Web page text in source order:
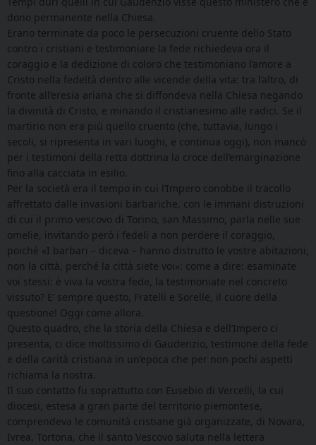
dono permanente nella Chiesa.
Erano terminate da poco le persecuzioni cruente dello Stato
contro i cristiani e testimoniare la fede richiedeva ora il
coraggio e la dedizione di coloro che testimoniano l’amore a
Cristo nella fedeltà dentro alle vicende della vita: tra l’altro, di
fronte all’eresia ariana che si diffondeva nella Chiesa negando
la divinità di Cristo, e minando il cristianesimo alle radici. Se il
martirio non era più quello cruento (che, tuttavia, lungo i
secoli, si ripresenta in vari luoghi, e continua oggi), non mancò
per i testimoni della retta dottrina la croce dell’emarginazione
fino alla cacciata in esilio.
Per la società era il tempo in cui l’Impero conobbe il tracollo
affrettato dalle invasioni barbariche, con le immani distruzioni
di cui il primo vescovo di Torino, san Massimo, parla nelle sue
omelie, invitando però i fedeli a non perdere il coraggio,
poiché «I barbari – diceva – hanno distrutto le vostre abitazioni,
non la città, perché la città siete voi»: come a dire: esaminate
voi stessi: è viva la vostra fede, la testimoniate nel concreto
vissuto? E’ sempre questo, Fratelli e Sorelle, il cuore della
questione! Oggi come allora.
Questo quadro, che la storia della Chiesa e dell’Impero ci
presenta, ci dice moltissimo di Gaudenzio, testimone della fede
e della carità cristiana in un’epoca che per non pochi aspetti
richiama la nostra.
Il suo contatto fu soprattutto con Eusebio di Vercelli, la cui
diocesi, estesa a gran parte del territorio piemontese,
comprendeva le comunità cristiane già organizzate, di Novara,
Ivrea, Tortona, che il santo Vescovo saluta nella lettera